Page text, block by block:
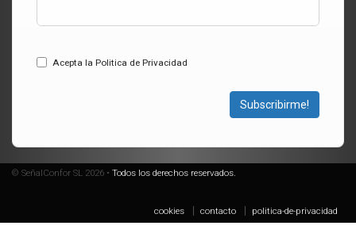
Acepta la Politica de Privacidad
Subscribirme!
© SeñalConfor SL 2026 • Todos los derechos reservados.
cookies contacto politica-de-privacidad